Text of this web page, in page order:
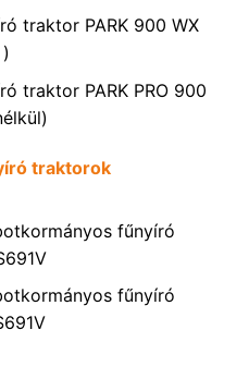
traktor PARK 900 WX
traktor PARK PRO 900
traktorok
fűnyíró
fűnyíró